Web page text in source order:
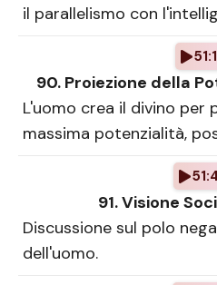
il parallelismo con
90. Proiezione della
L'uomo crea il divino per
massima potenzialità,
91. Visione
Discussione sul polo
dell'uomo.